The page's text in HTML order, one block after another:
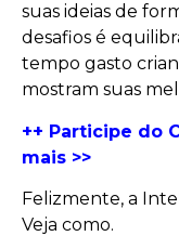
suas ideias de
desafios é
tempo gasto
mostram suas
++ Participe do
mais >>
Felizmente, a
Veja como.